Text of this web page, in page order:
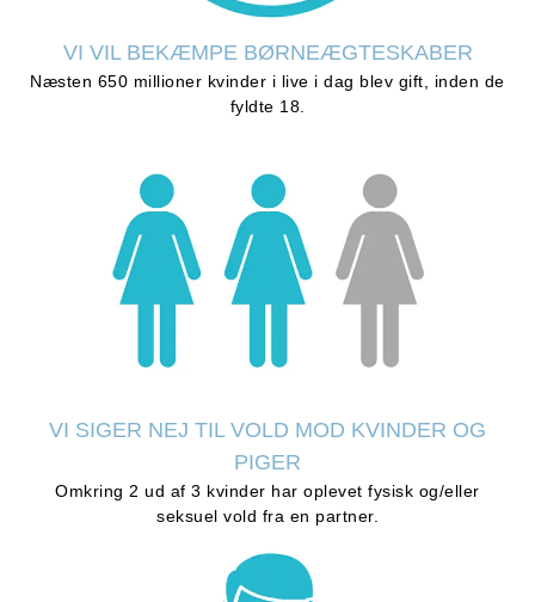
VI VIL BEKÆMPE BØRNEÆGTESKABER
Næsten 650 millioner kvinder i live i dag blev gift, inden de
fyldte 18.
VI SIGER NEJ TIL VOLD MOD KVINDER OG
PIGER
Omkring 2 ud af 3 kvinder har oplevet fysisk og/eller
seksuel vold fra en partner.